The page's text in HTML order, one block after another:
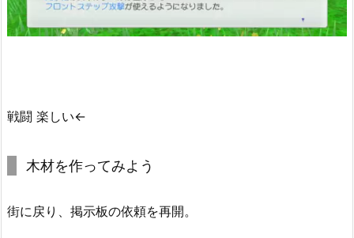
戦闘 楽しい←
木材を作ってみよう
街に戻り、掲示板の依頼を再開。